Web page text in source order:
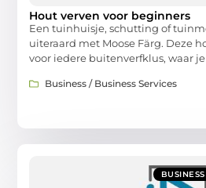
Hout verven voor beginners
Een tuinhuisje, schutting of
uiteraard met Moose Färg. Deze
voor iedere buitenverfklus, waar
Business / Business Services